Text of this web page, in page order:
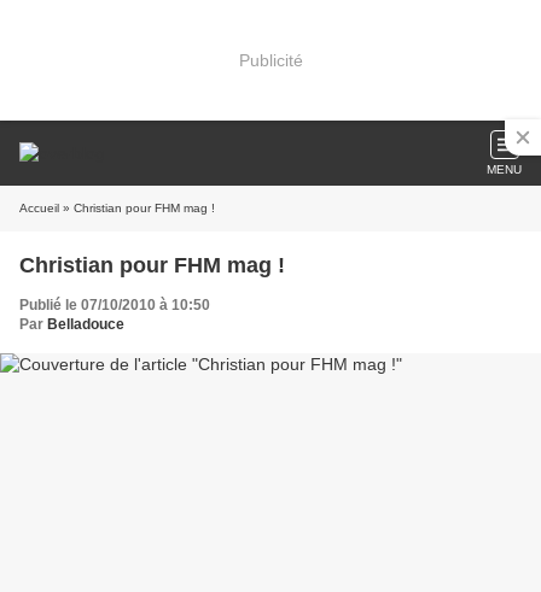
Publicité
MENU
Accueil » Christian pour FHM mag !
Christian pour FHM mag !
Publié le 07/10/2010 à 10:50
Par Belladouce